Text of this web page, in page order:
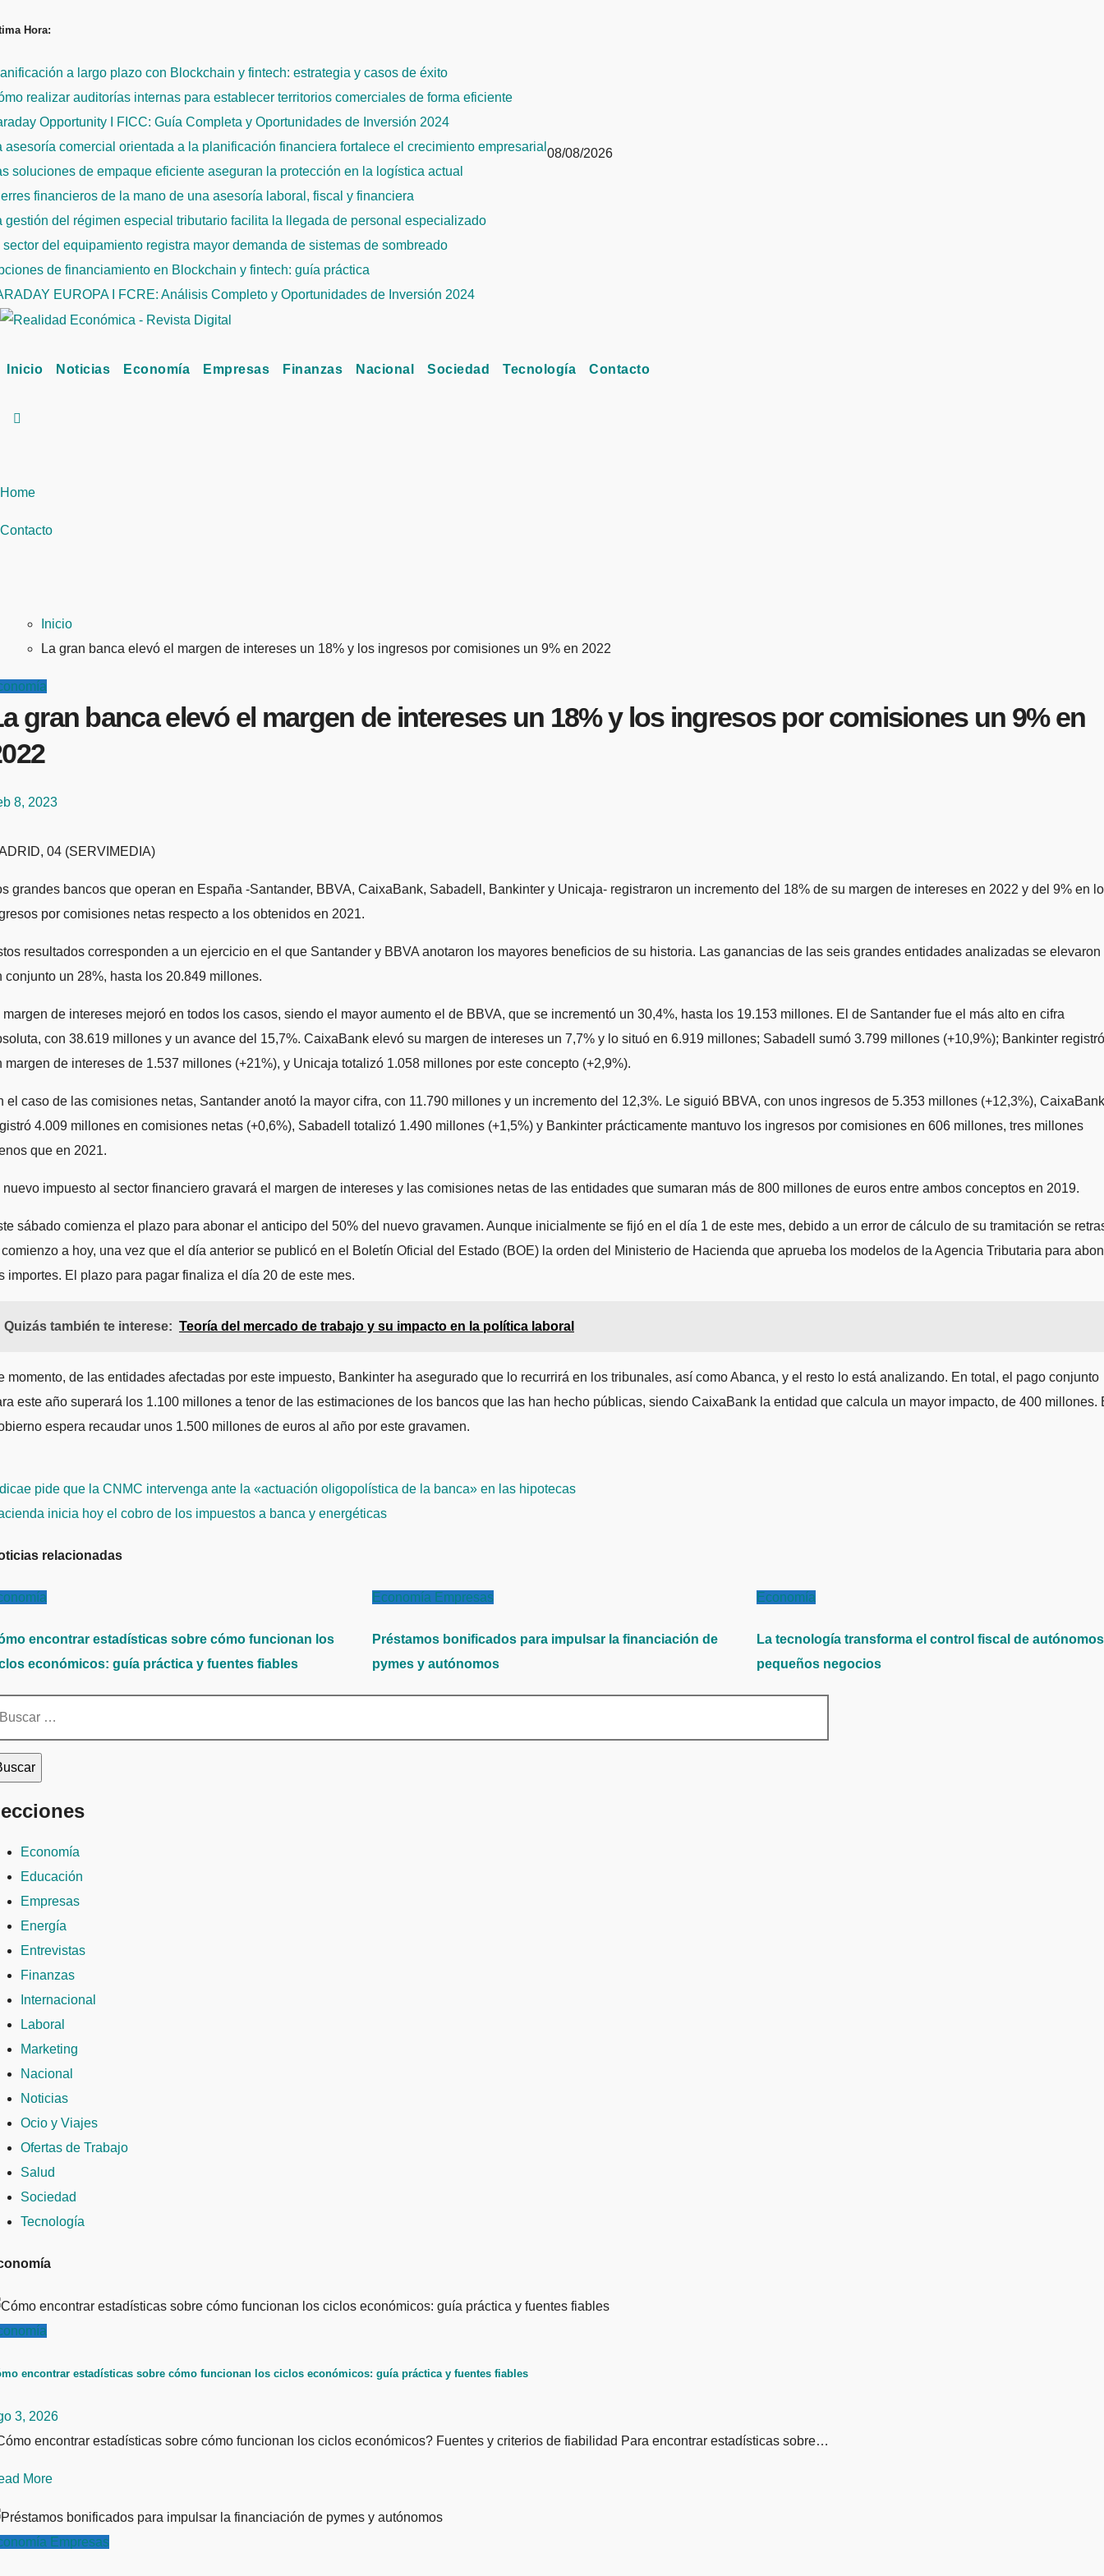
al
Hora:
a largo plazo con Blockchain y fintech: estrategia y casos de éxito
realizar auditorías internas para establecer territorios comerciales de forma eficiente
Opportunity I FICC: Guía Completa y Oportunidades de Inversión 2024
asesoría comercial orientada a la planificación financiera fortalece el crecimiento empresarial
soluciones de empaque eficiente aseguran la protección en la logística actual
financieros de la mano de una asesoría laboral, fiscal y financiera
gestión del régimen especial tributario facilita la llegada de personal especializado
sector del equipamiento registra mayor demanda de sistemas de sombreado
de financiamiento en Blockchain y fintech: guía práctica
EUROPA I FCRE: Análisis Completo y Oportunidades de Inversión 2024
08/08/2026
Inicio Noticias Economía Empresas Finanzas Nacional Sociedad Tecnología Contacto
Home
Contacto
Inicio
La gran banca elevó el margen de intereses un 18% y los ingresos por comisiones un 9% en 2022
gran banca elevó el margen de intereses un 18% y los ingresos por comisiones un 9% en
8, 2023
04 (SERVIMEDIA)
grandes bancos que operan en España -Santander, BBVA, CaixaBank, Sabadell, Bankinter y Unicaja- registraron un incremento del 18% de su margen de intereses en 2022 y del 9% en
por comisiones netas respecto a los obtenidos en 2021.
resultados corresponden a un ejercicio en el que Santander y BBVA anotaron los mayores beneficios de su historia. Las ganancias de las seis grandes entidades analizadas se elevaron
conjunto un 28%, hasta los 20.849 millones.
margen de intereses mejoró en todos los casos, siendo el mayor aumento el de BBVA, que se incrementó un 30,4%, hasta los 19.153 millones. El de Santander fue el más alto en cifra
con 38.619 millones y un avance del 15,7%. CaixaBank elevó su margen de intereses un 7,7% y lo situó en 6.919 millones; Sabadell sumó 3.799 millones (+10,9%); Bankinter registró
margen de intereses de 1.537 millones (+21%), y Unicaja totalizó 1.058 millones por este concepto (+2,9%).
el caso de las comisiones netas, Santander anotó la mayor cifra, con 11.790 millones y un incremento del 12,3%. Le siguió BBVA, con unos ingresos de 5.353 millones (+12,3%), CaixaBank
4.009 millones en comisiones netas (+0,6%), Sabadell totalizó 1.490 millones (+1,5%) y Bankinter prácticamente mantuvo los ingresos por comisiones en 606 millones, tres millones
que en 2021.
nuevo impuesto al sector financiero gravará el margen de intereses y las comisiones netas de las entidades que sumaran más de 800 millones de euros entre ambos conceptos en 2019.
sábado comienza el plazo para abonar el anticipo del 50% del nuevo gravamen. Aunque inicialmente se fijó en el día 1 de este mes, debido a un error de cálculo de su tramitación se
a hoy, una vez que el día anterior se publicó en el Boletín Oficial del Estado (BOE) la orden del Ministerio de Hacienda que aprueba los modelos de la Agencia Tributaria para
importes. El plazo para pagar finaliza el día 20 de este mes.
Quizás también te interese: Teoría del mercado de trabajo y su impacto en la política laboral
momento, de las entidades afectadas por este impuesto, Bankinter ha asegurado que lo recurrirá en los tribunales, así como Abanca, y el resto lo está analizando. En total, el pago conjunto
este año superará los 1.100 millones a tenor de las estimaciones de los bancos que las han hecho públicas, siendo CaixaBank la entidad que calcula un mayor impacto, de 400 millones.
espera recaudar unos 1.500 millones de euros al año por este gravamen.
pide que la CNMC intervenga ante la «actuación oligopolística de la banca» en las hipotecas
inicia hoy el cobro de los impuestos a banca y energéticas
relacionadas
encontrar estadísticas sobre cómo funcionan los
económicos: guía práctica y fuentes fiables
Economía Empresas
Préstamos bonificados para impulsar la financiación de
pymes y autónomos
Economía
La tecnología transforma el control fiscal de
pequeños negocios
Economía
Educación
Empresas
Energía
Entrevistas
Finanzas
Internacional
Laboral
Marketing
Nacional
Noticias
Ocio y Viajes
Ofertas de Trabajo
Salud
Sociedad
Tecnología
encontrar estadísticas sobre cómo funcionan los ciclos económicos: guía práctica y fuentes fiables
3, 2026
encontrar estadísticas sobre cómo funcionan los ciclos económicos? Fuentes y criterios de fiabilidad Para encontrar estadísticas sobre…
More
Empresas